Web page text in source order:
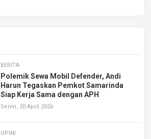
BERITA
Polemik Sewa Mobil Defender, Andi
Harun Tegaskan Pemkot Samarinda
Siap Kerja Sama dengan APH
Senin, 20 April 2026
OPINI